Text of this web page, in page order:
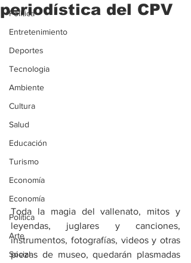
Politica
Entretenimiento
Deportes
Tecnologia
Ambiente
Cultura
Salud
Educación
Turismo
Economía
Economía
Política
Arte
Social
periodística del CPV
Toda la magia del vallenato, mitos y
leyendas, juglares y canciones,
instrumentos, fotografías, videos y otras
piezas de museo, quedarán plasmadas